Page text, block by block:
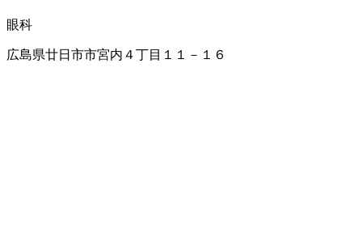
眼科
広島県廿日市市宮内４丁目１１－１６